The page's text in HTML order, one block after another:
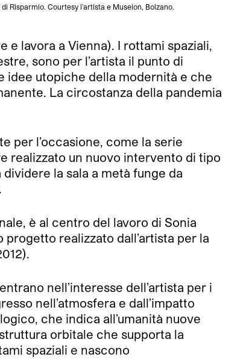
Risparmio. Courtesy l’artista e Museion, Bolzano.
e lavora a Vienna). I rottami spaziali,
sono per l’artista il punto di
idee utopiche della modernità e che
La circostanza della pandemia
per l’occasione, come la serie
realizzato un nuovo intervento di tipo
la sala a metà funge da
è al centro del lavoro di Sonia
realizzato dall’artista per la
nell’interesse dell’artista per i
nell’atmosfera e dall’impatto
che indica all’umanità nuove
orbitale che supporta la
spaziali e nascono